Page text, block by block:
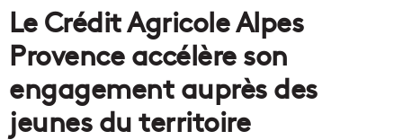
Le Crédit Agricole Alpes
Provence accélère son
engagement auprès des
jeunes du territoire